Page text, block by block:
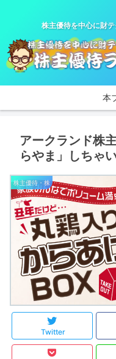
株主優待を中心に財
本
アークランド株
らやま」しちゃ
株主優待・株
Twitter